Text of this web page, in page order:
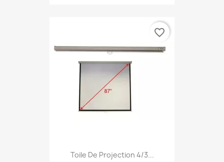
Toile De Projection 4/3...
favorite_border